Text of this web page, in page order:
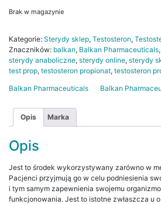
Brak w magazynie
Kategorie: Sterydy sklep, Testosteron,
Znaczników: balkan, Balkan Pharmaceuticals,
sterydy anaboliczne, sterydy online, sterydy
test prop, testosteron propionat, testosteron
Balkan Pharmaceuticals
Balkan
Opis Marka
Opis
Jest to środek wykorzystywany zarówno w
Pacjenci przyjmują go w celu podniesienia
i tym samym zapewnienia swojemu
funkcjonowania. Jest to istotne zwłaszcza u